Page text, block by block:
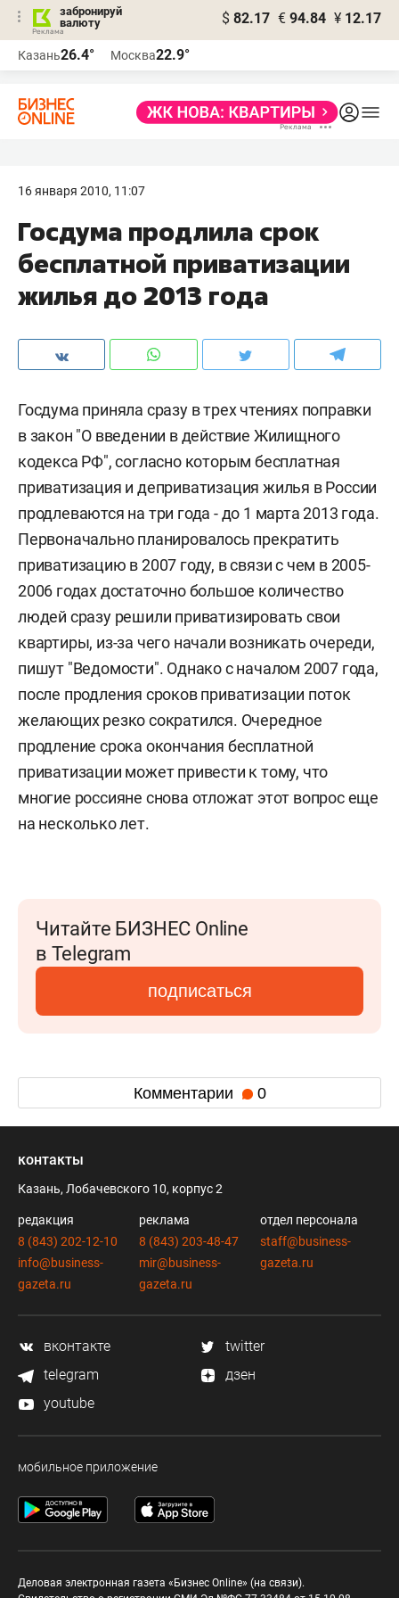
забронируй
валюту
$ 82.17 € 94.84 ¥ 12.17
Казань26.4° Москва22.9°
16 января 2010, 11:07
Госдума продлила срок
бесплатной приватизации
жилья до 2013 года
Госдума приняла сразу в трех чтениях поправки
в закон "О введении в действие Жилищного
кодекса РФ", согласно которым бесплатная
приватизация и деприватизация жилья в России
продлеваются на три года - до 1 марта 2013 года.
Первоначально планировалось прекратить
приватизацию в 2007 году, в связи с чем в 2005-
2006 годах достаточно большое количество
людей сразу решили приватизировать свои
квартиры, из-за чего начали возникать очереди,
пишут "Ведомости". Однако с началом 2007 года,
после продления сроков приватизации поток
желающих резко сократился. Очередное
продление срока окончания бесплатной
приватизации может привести к тому, что
многие россияне снова отложат этот вопрос еще
на несколько лет.
Читайте БИЗНЕС Online
в Telegram
подписаться
Комментарии 0
контакты
Казань, Лобачевского 10, корпус 2
редакция
8 (843) 202-12-10
info@business-
gazeta.ru
реклама
8 (843) 203-48-47
mir@business-
gazeta.ru
отдел персонала
staff@business-
gazeta.ru
вконтакте
twitter
telegram
дзен
youtube
мобильное приложение
Деловая электронная газета «Бизнес Online» (на связи).